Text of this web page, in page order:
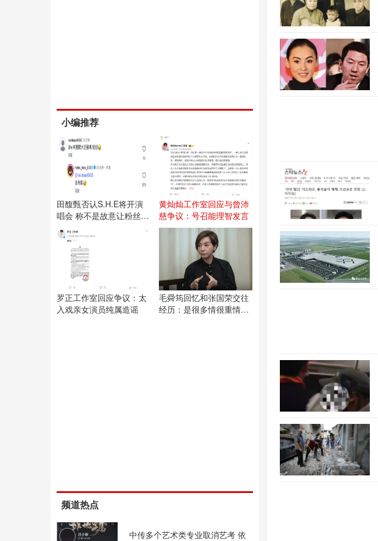
小编推荐
田馥甄否认S.H.E将开演
唱会 称不是故意让粉丝失
望
黄灿灿工作室回应与曾沛
慈争议：号召能理智发言
罗正工作室回应争议：太
入戏亲女演员纯属造谣
毛舜筠回忆和张国荣交往
经历：是很多情很重情的
频道热点
中传多个艺术类专业取消艺考 依